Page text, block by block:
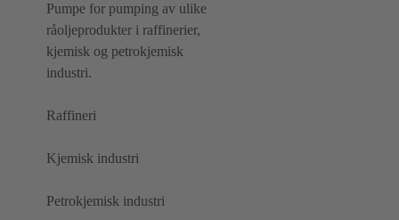
Pumpe for pumping av ulike
råoljeprodukter i raffinerier,
kjemisk og petrokjemisk
industri.
Raffineri
Kjemisk industri
Petrokjemisk industri